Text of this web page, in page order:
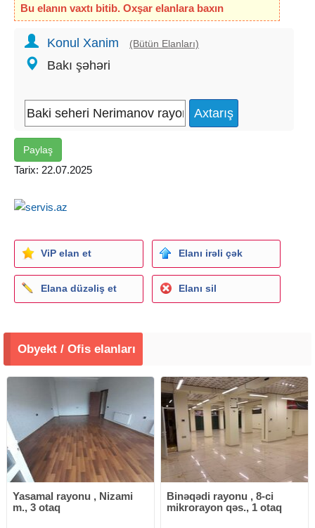
Bu elanın vaxtı bitib. Oxşar elanlara baxın
Konul Xanim (Bütün Elanları)
Bakı şəhəri
Paylaş
Tarix: 22.07.2025
ViP elan et Elanı irəli çək
Elana düzəliş et Elanı sil
Obyekt / Ofis elanları
Yasamal rayonu , Nizami
m., 3 otaq
Binəqədi rayonu , 8-ci
mikrorayon qəs., 1 otaq